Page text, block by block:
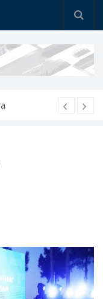
- среди
по ИИ
полных